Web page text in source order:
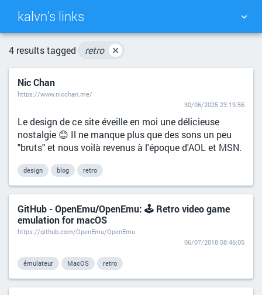
kalvn's links
TAG CLOUD
4 results tagged retro ✕
Nic Chan
https://www.nicchan.me/
30/06/2025 23:19:56
Le design de ce site éveille en moi une délicieuse
nostalgie 😊 Il ne manque plus que des sons un peu
"bruts" et nous voilà revenus à l'époque d'AOL et MSN.
design blog retro
GitHub - OpenEmu/OpenEmu: 🕹 Retro video game
emulation for macOS
https://github.com/OpenEmu/OpenEmu
06/07/2018 08:46:05
émulateur MacOS retro